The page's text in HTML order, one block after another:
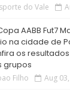
do Vale
AABB Fut7
na cidade de
os
grupos
Filho Aug